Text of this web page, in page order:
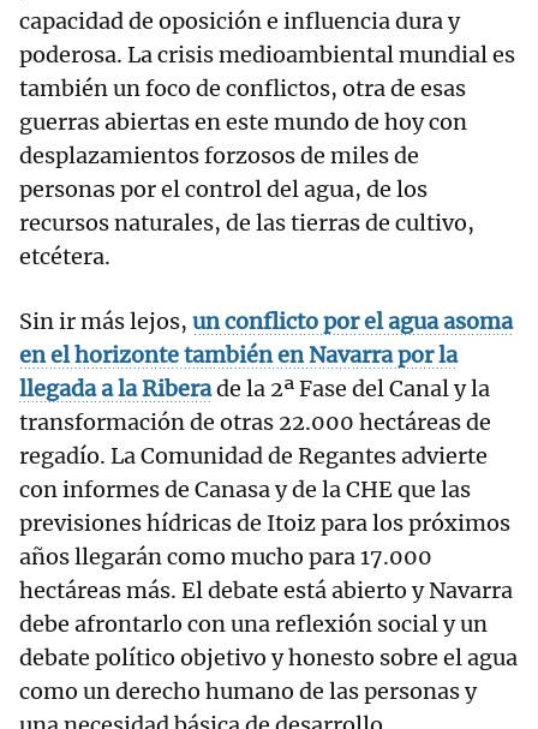
capacidad de oposición e influencia dura y
poderosa. La crisis medioambiental mundial es
también un foco de conflictos, otra de esas
guerras abiertas en este mundo de hoy con
desplazamientos forzosos de miles de
personas por el control del agua, de los
recursos naturales, de las tierras de cultivo,
etcétera.
Sin ir más lejos, un conflicto por el agua asoma
en el horizonte también en Navarra por la
llegada a la Riberade la 2ª Fase del Canal y la
transformación de otras 22.000 hectáreas de
regadío. La Comunidad de Regantes advierte
con informes de Canasa y de la CHE que las
previsiones hídricas de Itoiz para los próximos
años llegarán como mucho para 17.000
hectáreas más. El debate está abierto y Navarra
debe afrontarlo con una reflexión social y un
debate político objetivo y honesto sobre el agua
como un derecho humano de las personas y